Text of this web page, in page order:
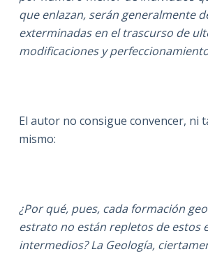
que enlazan, serán generalmente
exterminadas en el trascurso de
modificaciones y
El autor no consigue convencer, ni
mismo:
¿Por qué, pues, cada formación
estrato no están repletos de estos
intermedios? La Geología,